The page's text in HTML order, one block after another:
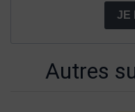
JE
Autres